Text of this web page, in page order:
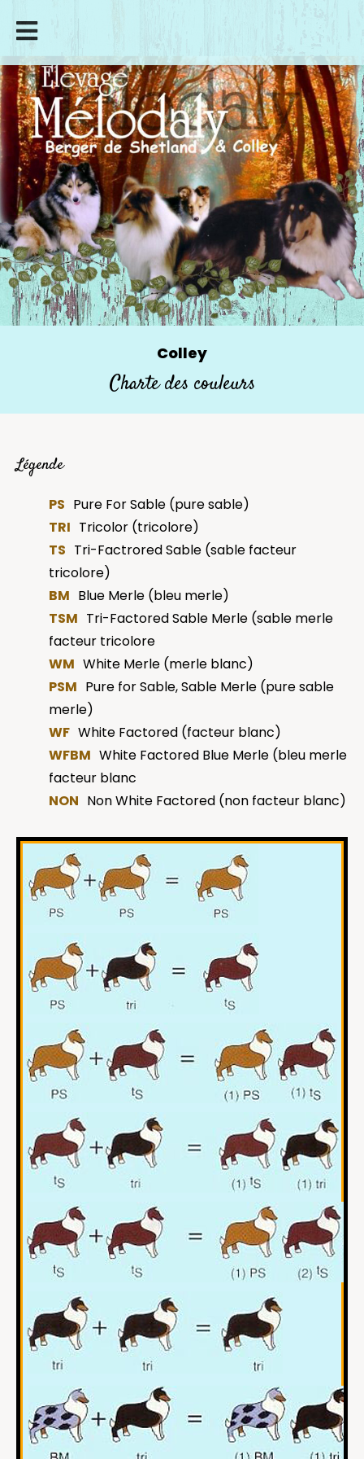
Colley
Charte des couleurs
Légende
PS Pure For Sable (pure sable)
TRI Tricolor (tricolore)
TS Tri-Factrored Sable (sable facteur
tricolore)
BM Blue Merle (bleu merle)
TSM Tri-Factored Sable Merle (sable merle
facteur tricolore
WM White Merle (merle blanc)
PSM Pure for Sable, Sable Merle (pure sable
merle)
WF White Factored (facteur blanc)
WFBM White Factored Blue Merle (bleu merle
facteur blanc
NON Non White Factored (non facteur blanc)